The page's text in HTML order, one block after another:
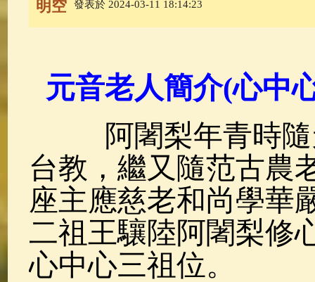
生活禪(70) 釋迦牟尼佛傳
佛典故事(37) 佛說療痔(腫瘤)
明空
發表於 2024-03-11 18:14:23
元音老人簡介(心中
阿闍梨年青時隨
台教，繼又隨范古農
座主應慈老和尚學華
二祖王驤陸阿闍梨修
心中心三祖位。